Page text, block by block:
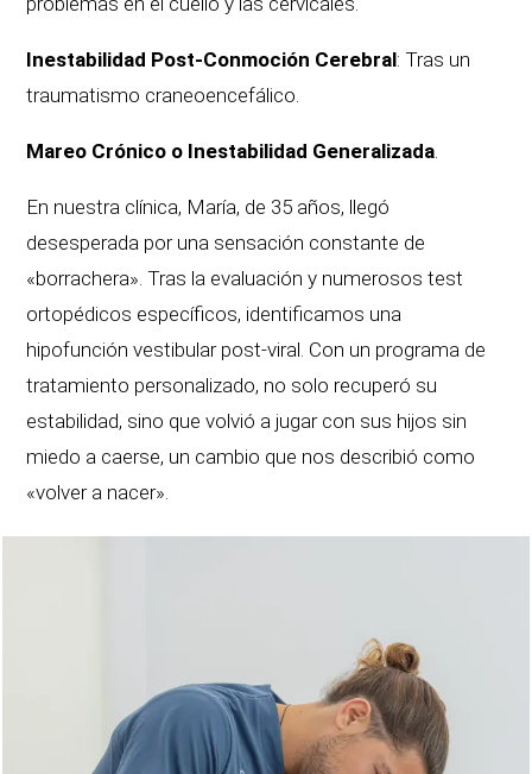
Inestabilidad Post-Conmoción Cerebral: Tras un
traumatismo craneoencefálico.
Mareo Crónico o Inestabilidad Generalizada.
En nuestra clínica, María, de 35 años, llegó
desesperada por una sensación constante de
«borrachera». Tras la evaluación y numerosos test
ortopédicos específicos, identificamos una
hipofunción vestibular post-viral. Con un programa de
tratamiento personalizado, no solo recuperó su
estabilidad, sino que volvió a jugar con sus hijos sin
miedo a caerse, un cambio que nos describió como
«volver a nacer».